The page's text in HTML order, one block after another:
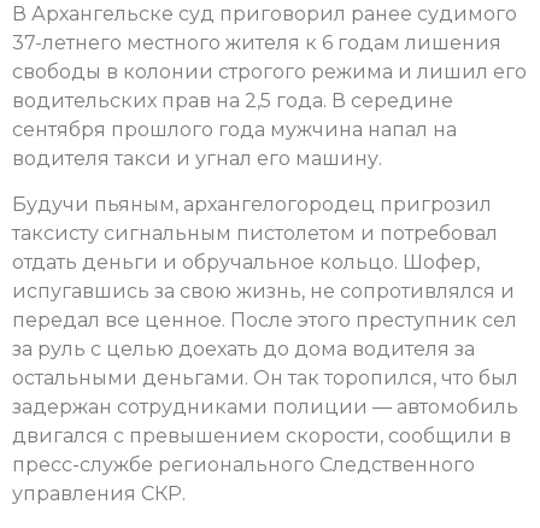
В Архангельске суд приговорил ранее судимого
37-летнего местного жителя к 6 годам лишения
свободы в колонии строгого режима и лишил его
водительских прав на 2,5 года. В середине
сентября прошлого года мужчина напал на
водителя такси и угнал его машину.
Будучи пьяным, архангелогородец пригрозил
таксисту сигнальным пистолетом и потребовал
отдать деньги и обручальное кольцо. Шофер,
испугавшись за свою жизнь, не сопротивлялся и
передал все ценное. После этого преступник сел
за руль c целью доехать до дома водителя за
остальными деньгами. Он так торопился, что был
задержан сотрудниками полиции — автомобиль
двигался с превышением скорости, сообщили в
пресс-службе регионального Следственного
управления СКР.